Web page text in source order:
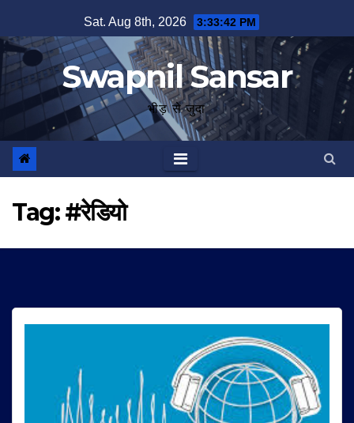
to
content
Sat. Aug 8th, 2026 3:33:42 PM
Swapnil Sansar
भीड़ से जुदा
Tag:#रेडियो